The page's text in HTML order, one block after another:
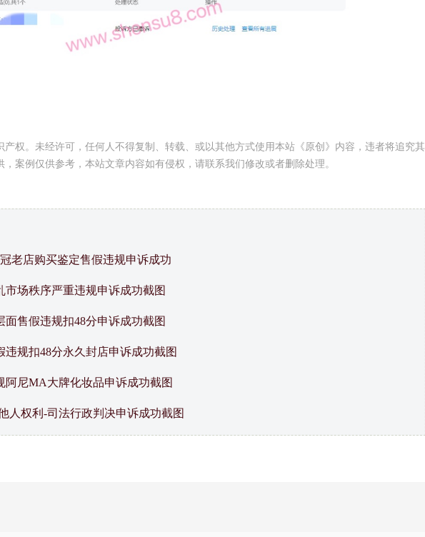
产权。未经许可，任何人不得复制、转载、或以其他方式使用本站《原创》内容，违者将追究其
案例仅供参考，本站文章内容如有侵权，请联系我们修改或者删除处理。
老店购买鉴定售假违规申诉成功
市场秩序严重违规申诉成功截图
售假违规扣48分申诉成功截图
规扣48分永久封店申诉成功截图
阿尼MA大牌化妆品申诉成功截图
人权利-司法行政判决申诉成功截图